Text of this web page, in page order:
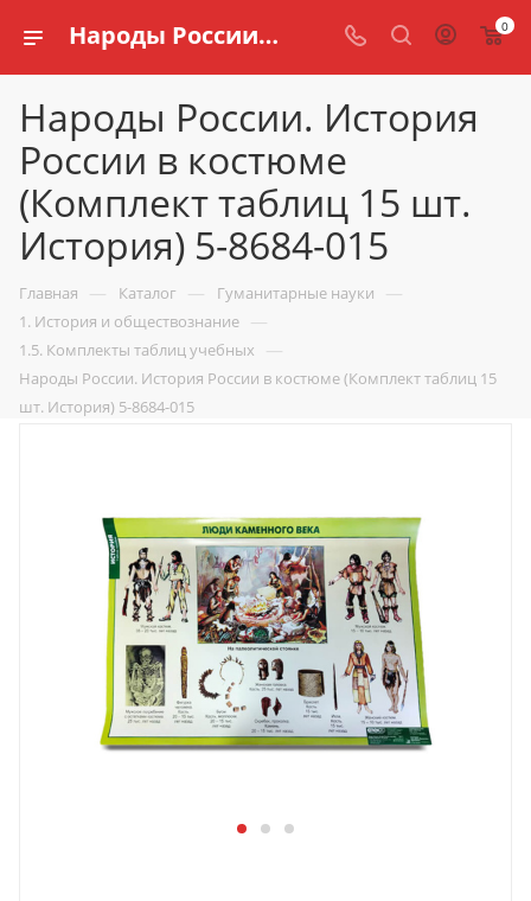
Народы России. История России в костюме (Комплект таблиц 15 шт. История) 5-8684-015 купить по доступной цене в интернет магазине schools.ru 0
Народы России. История
России в костюме
(Комплект таблиц 15 шт.
История) 5-8684-015
Главная — Каталог — Гуманитарные науки —
1. История и обществознание —
1.5. Комплекты таблиц учебных —
Народы России. История России в костюме (Комплект таблиц 15
шт. История) 5-8684-015